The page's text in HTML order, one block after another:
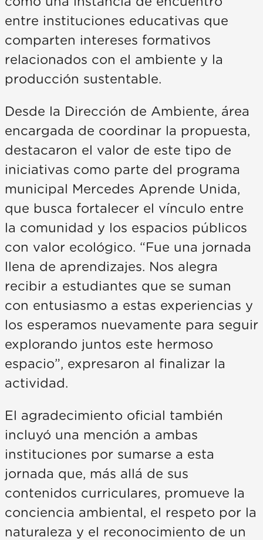
entre instituciones educativas que
comparten intereses formativos
relacionados con el ambiente y la
producción sustentable.
Desde la Dirección de Ambiente, área
encargada de coordinar la propuesta,
destacaron el valor de este tipo de
iniciativas como parte del programa
municipal Mercedes Aprende Unida,
que busca fortalecer el vínculo entre
la comunidad y los espacios públicos
con valor ecológico. “Fue una jornada
llena de aprendizajes. Nos alegra
recibir a estudiantes que se suman
con entusiasmo a estas experiencias y
los esperamos nuevamente para seguir
explorando juntos este hermoso
espacio”, expresaron al finalizar la
actividad.
El agradecimiento oficial también
incluyó una mención a ambas
instituciones por sumarse a esta
jornada que, más allá de sus
contenidos curriculares, promueve la
conciencia ambiental, el respeto por la
naturaleza y el reconocimiento de un